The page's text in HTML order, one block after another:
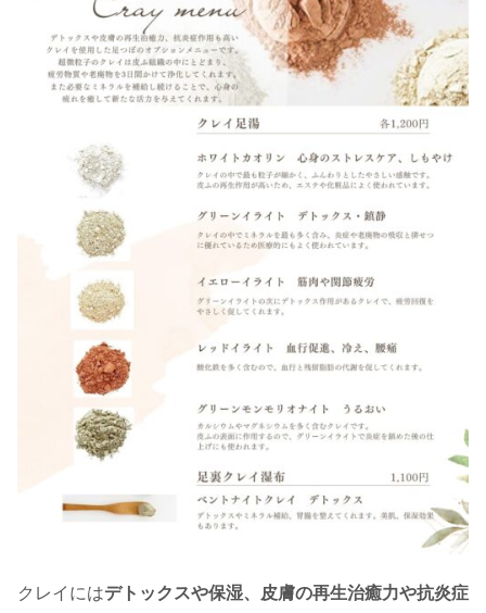
クレイにはデトックスや保湿、皮膚の再生治癒力や抗炎症